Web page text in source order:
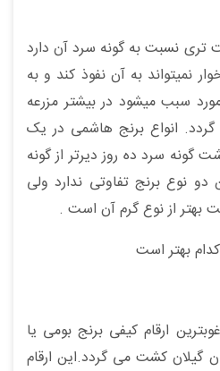
تری نسبت به گونه سرد آن دارد
نمیتواند به آن نفوذ کند و به
سبب میشود در بیشتر مزرعه
انواع برنج هاشمی در یک
گونه سرد ده روز دیرتر از گونه
نوع برنج تفاوتی ندارد ولی
بهتر از نوع گرم آن است .
ارقام کیفی برنج بومی یا
گیلان کشت می گردد.این ارقام